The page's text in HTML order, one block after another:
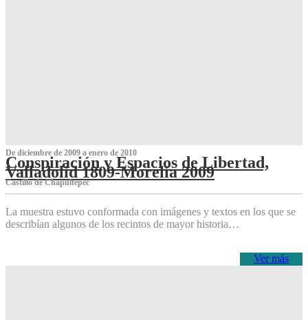
De diciembre de 2009 a enero de 2010
Conspiración y Espacios de Libertad,
Valladolid 1809-Morelia 2009
Castillo de Chapultepec
La muestra estuvo conformada con imágenes y textos en los que se
describían algunos de los recintos de mayor historia…
Ver más